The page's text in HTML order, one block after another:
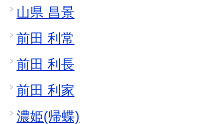
山県 昌景
前田 利常
前田 利長
前田 利家
濃姫(帰蝶)